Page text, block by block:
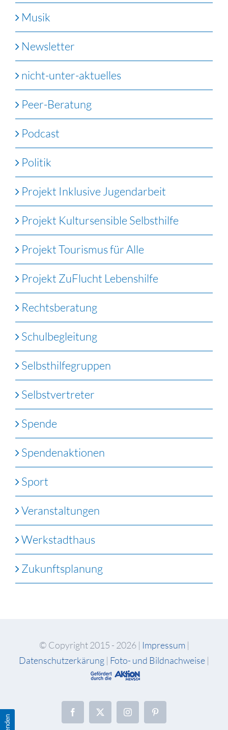
Musik
Newsletter
nicht-unter-aktuelles
Peer-Beratung
Podcast
Politik
Projekt Inklusive Jugendarbeit
Projekt Kultursensible Selbsthilfe
Projekt Tourismus für Alle
Projekt ZuFlucht Lebenshilfe
Rechtsberatung
Schulbegleitung
Selbsthilfegruppen
Selbstvertreter
Spende
Spendenaktionen
Sport
Veranstaltungen
Werkstadthaus
Zukunftsplanung
© Copyright 2015 - 2026 | Impressum |
Datenschutzerkärung | Foto- und Bildnachweise |
Facebook
X InstagramPinterest